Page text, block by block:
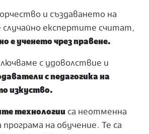
и създаването на
експертите считат,
е ученето чрез правене.
с удоволствие и
с педагогика на
изкуство.
технологии са неотменна
на обучение. Те са